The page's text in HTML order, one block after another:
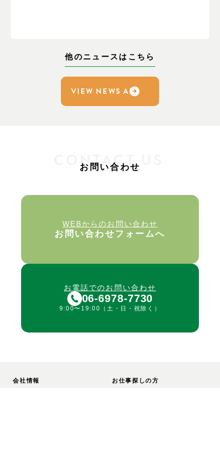
他のニュースはこちら
VIEW NEWS ALL
CONTACT US
お問い合わせ
WEBからのお問い合わせ
お問い合わせフォームへ
お電話でのお問い合わせ
06-6978-7730
9:00〜19:00（土・日・祝除く）
会社情報 お仕事探しの方